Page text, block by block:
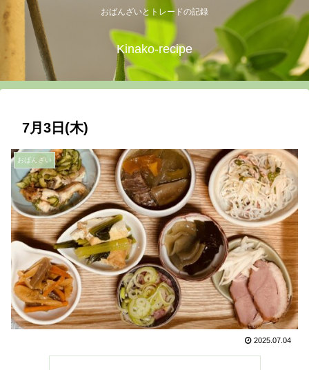
おばんざいとトレードの記録
Kinako-recipe
7月3日(木)
おばんざい
2025.07.04